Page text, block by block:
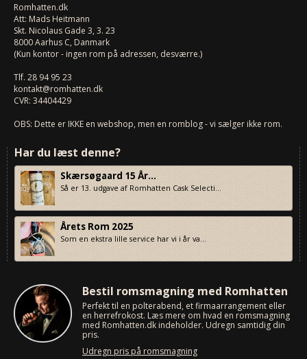
Romhatten.dk
Att: Mads Heitmann
Skt. Nicolaus Gade 3, 3. 23
8000Aarhus C, Danmark
(Kun kontor - ingen rom på adressen, desværre.)
Tlf. 28 94 95 23
kontakt@romhatten.dk
CVR: 34404429
OBS: Dette er IKKE en webshop, men en romblog - vi sælger ikke rom.
Har du læst denne?
Skærsøgaard 15 År...
Så er 13. udgave af Romhatten Cask Selecti...
Årets Rom 2025
Som en ekstra lille service har vi i år va...
Bestil romsmagning med Romhatten
Perfekt til en polterabend, et firmaarrangement eller
en herrefrokost. Læs mere om hvad en romsmagning
med Romhatten.dk indeholder. Udregn samtidig din
pris.
Udregn pris på romsmagning